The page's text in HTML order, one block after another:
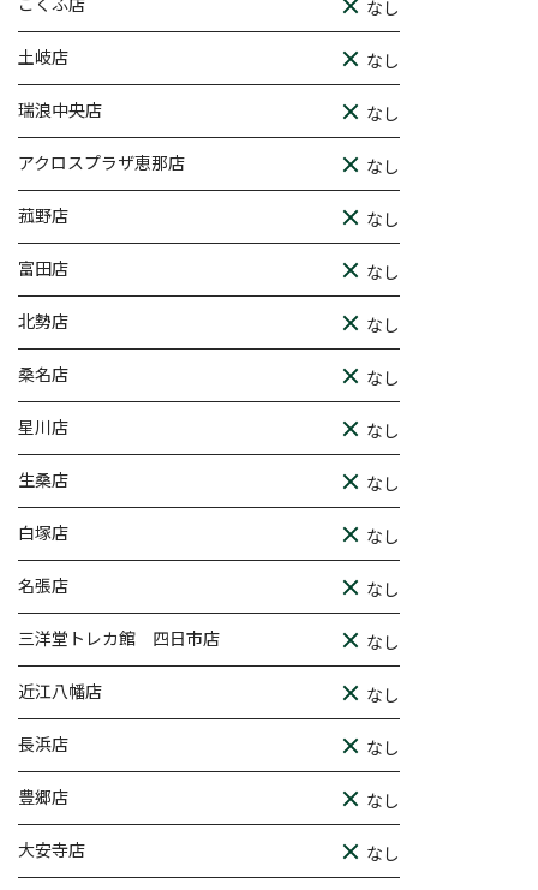
なし
土岐店 なし
瑞浪中央店 なし
アクロスプラザ恵那店 なし
菰野店 なし
富田店 なし
北勢店 なし
桑名店 なし
星川店 なし
生桑店 なし
白塚店 なし
名張店 なし
三洋堂トレカ館 四日市店 なし
近江八幡店 なし
長浜店 なし
豊郷店 なし
大安寺店 なし